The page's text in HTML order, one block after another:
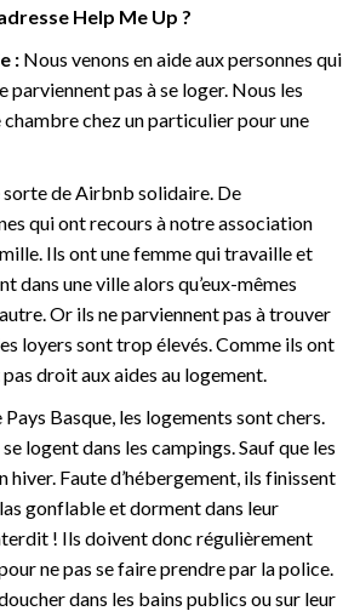
Help Me Up ?
: Nous venons en aide aux personnes qui
parviennent pas à se loger. Nous les
chez un particulier pour une
de Airbnb solidaire. De
qui ont recours à notre association
Ils ont une femme qui travaille et
dans une ville alors qu’eux-mêmes
Or ils ne parviennent pas à trouver
loyers sont trop élevés. Comme ils ont
pas droit aux aides au logement.
Basque, les logements sont chers.
logent dans les campings. Sauf que les
hiver. Faute d’hébergement, ils finissent
gonflable et dorment dans leur
! Ils doivent donc régulièrement
ne pas se faire prendre par la police.
dans les bains publics ou sur leur